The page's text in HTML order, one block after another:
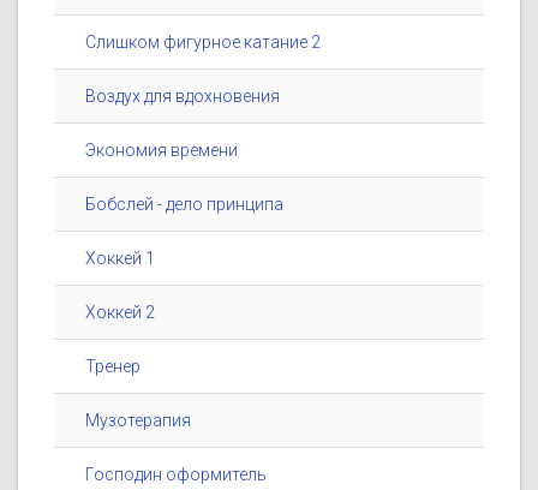
Слишком фигурное катание 2
Воздух для вдохновения
Экономия времени
Бобслей - дело принципа
Хоккей 1
Хоккей 2
Тренер
Музотерапия
Господин оформитель